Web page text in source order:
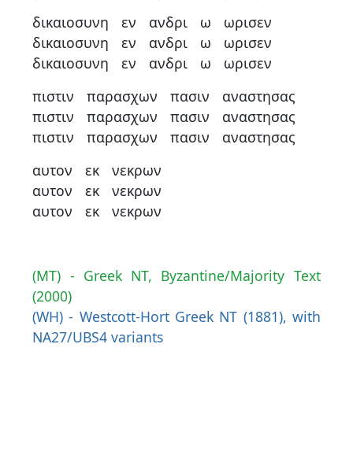
δικαιοσυνη
δικαιοσυνη
δικαιοσυνη
εν
εν
εν
ανδρι
ανδρι
ανδρι
ω
ω
ω
ωρισεν
ωρισεν
ωρισεν
πιστιν
πιστιν
πιστιν
παρασχων
παρασχων
παρασχων
πασιν
πασιν
πασιν
αναστησας
αναστησας
αναστησας
αυτον
αυτον
αυτον
εκ
εκ
εκ
νεκρων
νεκρων
νεκρων
(MT) - Greek NT, Byzantine/Majority Text
(2000)
(WH) - Westcott-Hort Greek NT (1881), with
NA27/UBS4 variants